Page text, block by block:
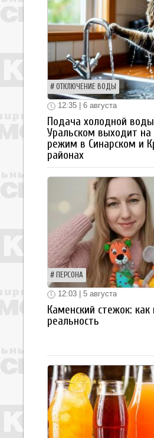
ОТКЛЮЧЕНИЕ ВОДЫ
12:35 | 6 августа
Подача холодной
Уральском выходит
режим в Синарском и
районах
ПЕРСОНА
12:03 | 5 августа
Каменский стежок:
реальность